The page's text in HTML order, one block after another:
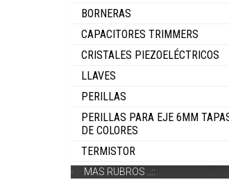
BORNERAS
CAPACITORES TRIMMERS
CRISTALES PIEZOELÉCTRICOS
LLAVES
PERILLAS
PERILLAS PARA EJE 6MM
DE COLORES
TERMISTOR
MAS RUBROS ..::